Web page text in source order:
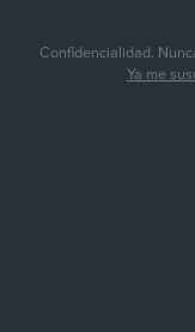
Confidencialidad.
Ya me